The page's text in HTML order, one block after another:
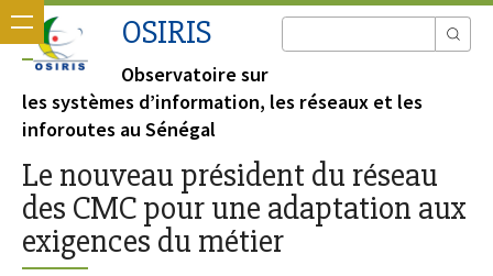
OSIRIS
Observatoire sur
les systèmes d’information, les réseaux et les
inforoutes au Sénégal
Le nouveau président du réseau
des CMC pour une adaptation aux
exigences du métier